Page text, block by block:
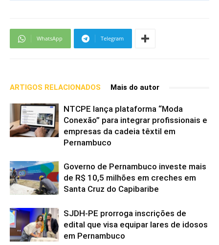
WhatsApp Telegram
ARTIGOS RELACIONADOS Mais do autor
NTCPE lança plataforma “Moda
Conexão” para integrar profissionais e
empresas da cadeia têxtil em
Pernambuco
Governo de Pernambuco investe mais
de R$ 10,5 milhões em creches em
Santa Cruz do Capibaribe
SJDH-PE prorroga inscrições de
edital que visa equipar lares de idosos
em Pernambuco